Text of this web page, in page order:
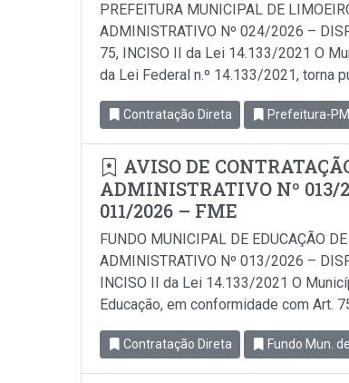
PREFEITURA MUNICIPAL DE
ADMINISTRATIVO Nº 024/2026 –
75, INCISO II da Lei 14.133/2021 O
da Lei Federal n.º 14.133/2021, torna
Contratação Direta Prefeitura-
AVISO DE
ADMINISTRATIVO Nº 013/
011/2026 – FME
FUNDO MUNICIPAL DE EDUCAÇÃO
ADMINISTRATIVO Nº 013/2026 –
INCISO II da Lei 14.133/2021 O
Educação, em conformidade com Art.
Contratação Direta Fundo Mun.